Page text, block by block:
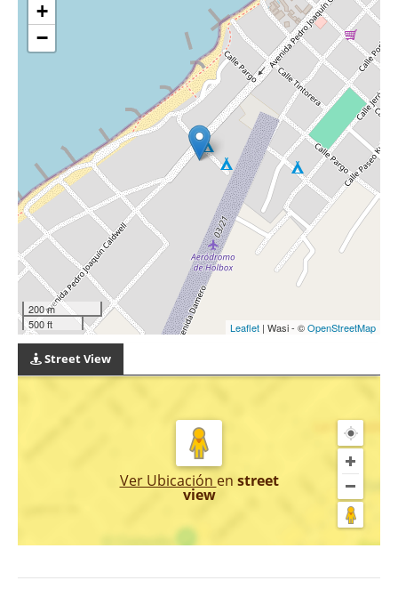
+
−
200 m
500 ft
Leaflet | Wasi - ©OpenStreetMap
Street View
Ver Ubicación en street
view